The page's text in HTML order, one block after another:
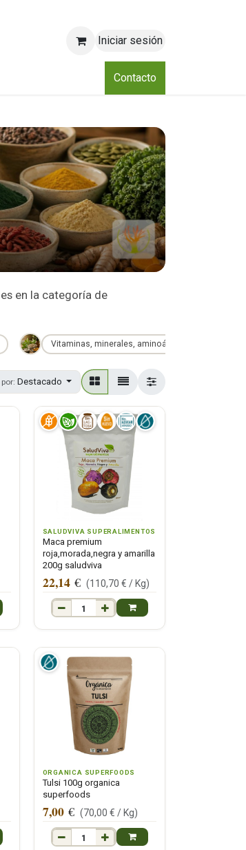
Iniciar sesión
Club
Contacto
en la categoría de
Vitaminas, minerales, aminoácidos y
Destacado
SALUDVIVA SUPERALIMENTOS
Maca premium
roja,morada,negra y amarilla
200g saludviva
22,14€ (110,70 € / Kg)
ORGANICA SUPERFOODS
Tulsi 100g organica
superfoods
7,00€ (70,00 € / Kg)